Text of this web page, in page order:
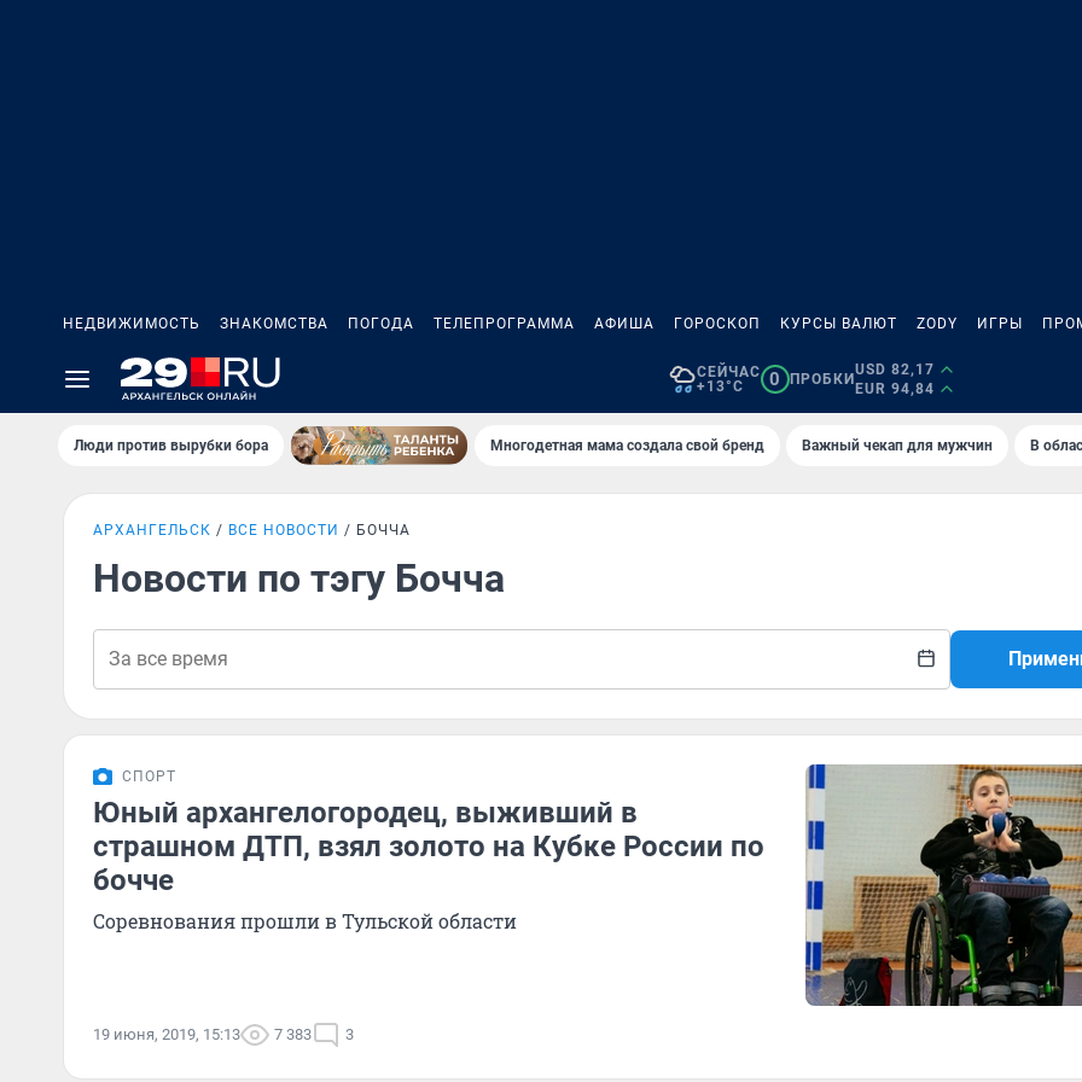
НЕДВИЖИМОСТЬ ЗНАКОМСТВА ПОГОДА ТЕЛЕПРОГРАММА АФИША ГОРОСКОП КУРСЫ ВАЛЮТ ZODY ИГРЫ
СЕЙЧАС
+13°C
0 ПРОБКИ
USD 82,17
EUR 94,84
Люди против вырубки бора Многодетная мама создала свой бренд Важный чекап для мужчин В
АРХАНГЕЛЬСК ВСЕ НОВОСТИ БОЧЧА
Новости по тэгу Бочча
СПОРТ
Юный архангелогородец, выживший в
страшном ДТП, взял золото на Кубке России по
бочче
Соревнования прошли в Тульской области
19 июня, 2019, 15:13 7 383 3